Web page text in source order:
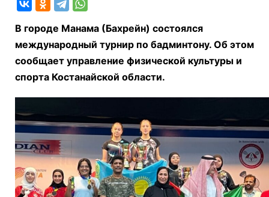
В городе Манама (Бахрейн) состоялся
международный турнир по бадминтону. Об этом
сообщает управление физической культуры и
спорта Костанайской области.